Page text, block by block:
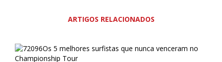
ARTIGOS RELACIONADOS